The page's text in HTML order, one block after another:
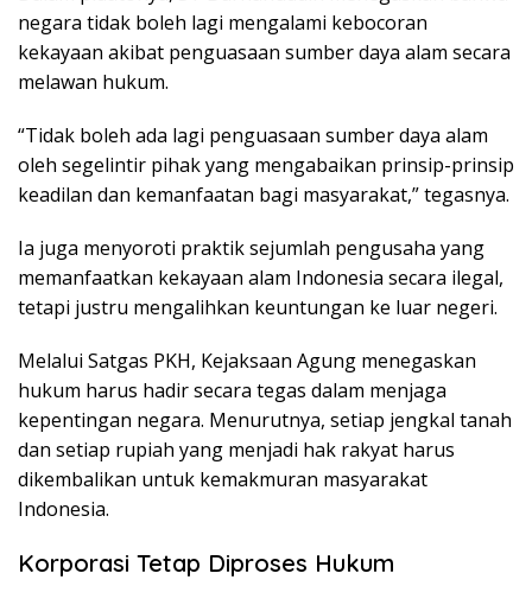
negara tidak boleh lagi mengalami kebocoran
kekayaan akibat penguasaan sumber daya alam secara
melawan hukum.
“Tidak boleh ada lagi penguasaan sumber daya alam
oleh segelintir pihak yang mengabaikan prinsip-prinsip
keadilan dan kemanfaatan bagi masyarakat,” tegasnya.
Ia juga menyoroti praktik sejumlah pengusaha yang
memanfaatkan kekayaan alam Indonesia secara ilegal,
tetapi justru mengalihkan keuntungan ke luar negeri.
Melalui Satgas PKH, Kejaksaan Agung menegaskan
hukum harus hadir secara tegas dalam menjaga
kepentingan negara. Menurutnya, setiap jengkal tanah
dan setiap rupiah yang menjadi hak rakyat harus
dikembalikan untuk kemakmuran masyarakat
Indonesia.
Korporasi Tetap Diproses Hukum